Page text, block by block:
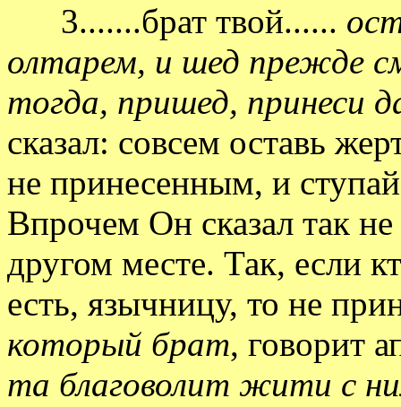
3.......брат твой......
олтарем, и шед прежде
тогда, пришед, принеси
сказал: совсем оставь
не принесенным, и
Впрочем Он сказал так
другом месте. Так, если
есть, язычницу, то не
который брат, говорит
та благоволит жити с